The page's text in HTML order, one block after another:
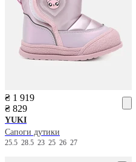
₴ 1 919
₴ 829
YUKI
Сапоги дутики
25.5 28.5 23 25 26 27